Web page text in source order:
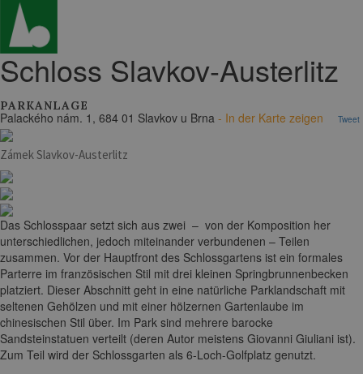
Schloss Slavkov-Austerlitz
PARKANLAGE
Palackého nám. 1, 684 01 Slavkov u Brna - In der Karte zeigen Tweet
Zámek Slavkov-Austerlitz
Das Schlosspaar setzt sich aus zwei – von der Komposition her
unterschiedlichen, jedoch miteinander verbundenen – Teilen
zusammen. Vor der Hauptfront des Schlossgartens ist ein formales
Parterre im französischen Stil mit drei kleinen Springbrunnenbecken
platziert. Dieser Abschnitt geht in eine natürliche Parklandschaft mit
seltenen Gehölzen und mit einer hölzernen Gartenlaube im
chinesischen Stil über. Im Park sind mehrere barocke
Sandsteinstatuen verteilt (deren Autor meistens Giovanni Giuliani ist).
Zum Teil wird der Schlossgarten als 6-Loch-Golfplatz genutzt.